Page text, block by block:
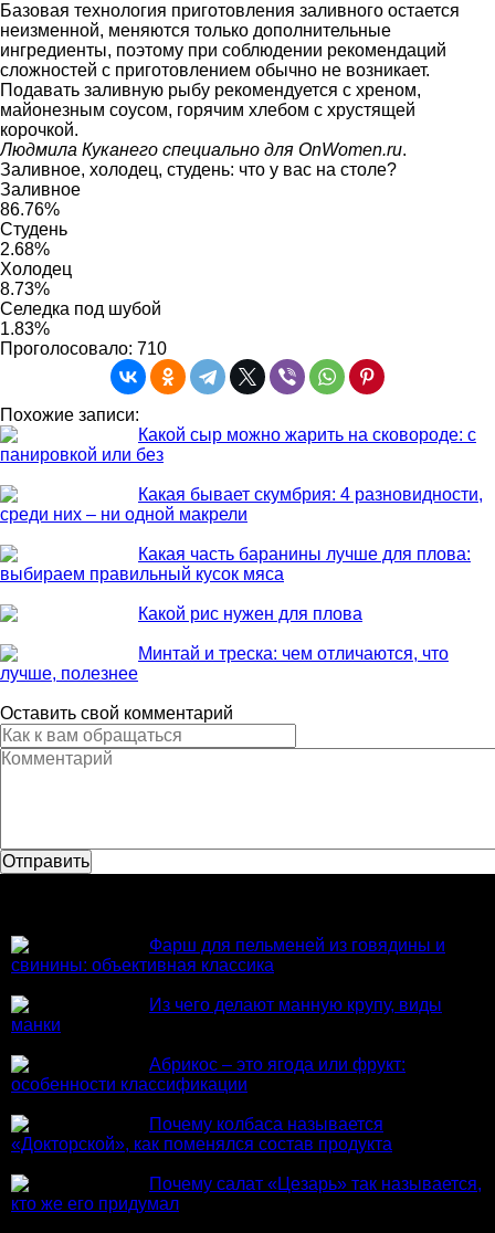
Базовая технология приготовления заливного остается
неизменной, меняются только дополнительные
ингредиенты, поэтому при соблюдении рекомендаций
сложностей с приготовлением обычно не возникает.
Подавать заливную рыбу рекомендуется с хреном,
майонезным соусом, горячим хлебом с хрустящей
корочкой.
Людмила Куканего специально для OnWomen.ru.
Заливное, холодец, студень: что у вас на столе?
Заливное
86.76%
Студень
2.68%
Холодец
8.73%
Селедка под шубой
1.83%
Проголосовало: 710
Похожие записи:
Какой сыр можно жарить на сковороде: с
панировкой или без
Какая бывает скумбрия: 4 разновидности,
среди них – ни одной макрели
Какая часть баранины лучше для плова:
выбираем правильный кусок мяса
Какой рис нужен для плова
Минтай и треска: чем отличаются, что
лучше, полезнее
Оставить свой комментарий
Фарш для пельменей из говядины и
свинины: объективная классика
Из чего делают манную крупу, виды
манки
Абрикос – это ягода или фрукт:
особенности классификации
Почему колбаса называется
«Докторской», как поменялся состав продукта
Почему салат «Цезарь» так называется,
кто же его придумал